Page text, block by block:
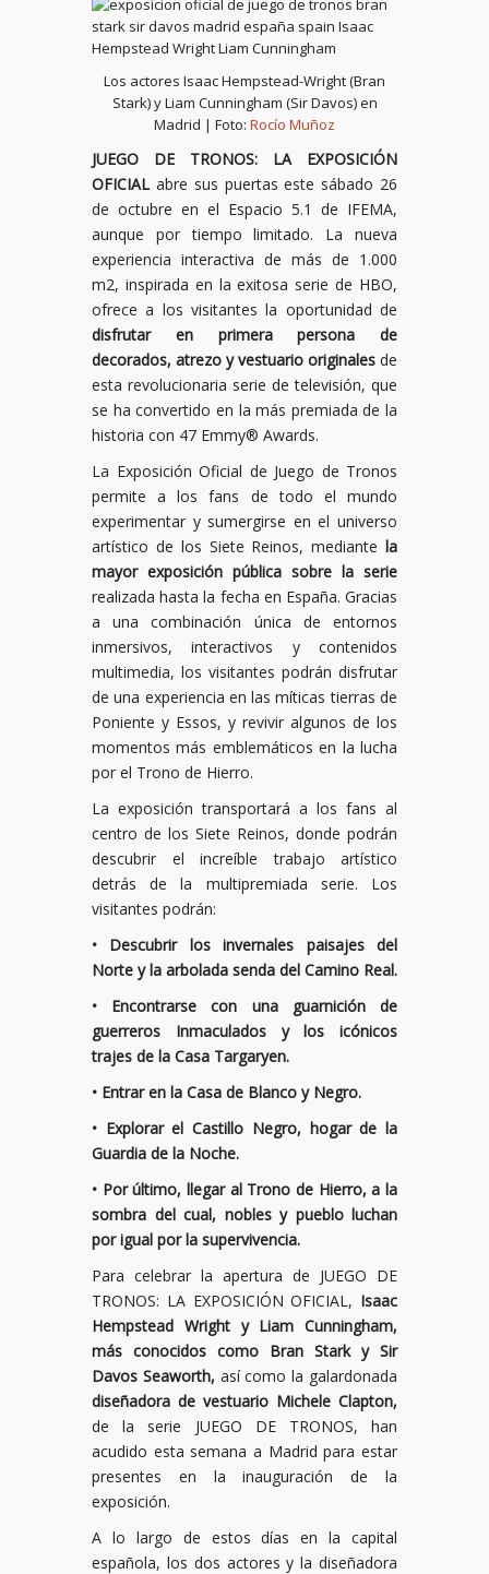
Los actores Isaac Hempstead-Wright (Bran
Stark) y Liam Cunningham (Sir Davos) en
Madrid | Foto: Rocío Muñoz
JUEGO DE TRONOS: LA EXPOSICIÓN
OFICIAL abre sus puertas este sábado 26
de octubre en el Espacio 5.1 de IFEMA,
aunque por tiempo limitado. La nueva
experiencia interactiva de más de 1.000
m2, inspirada en la exitosa serie de HBO,
ofrece a los visitantes la oportunidad de
disfrutar en primera persona de
decorados, atrezo y vestuario originales de
esta revolucionaria serie de televisión, que
se ha convertido en la más premiada de la
historia con 47 Emmy® Awards.
La Exposición Oficial de Juego de Tronos
permite a los fans de todo el mundo
experimentar y sumergirse en el universo
artístico de los Siete Reinos, mediante la
mayor exposición pública sobre la serie
realizada hasta la fecha en España. Gracias
a una combinación única de entornos
inmersivos, interactivos y contenidos
multimedia, los visitantes podrán disfrutar
de una experiencia en las míticas tierras de
Poniente y Essos, y revivir algunos de los
momentos más emblemáticos en la lucha
por el Trono de Hierro.
La exposición transportará a los fans al
centro de los Siete Reinos, donde podrán
descubrir el increíble trabajo artístico
detrás de la multipremiada serie. Los
visitantes podrán:
• Descubrir los invernales paisajes del
Norte y la arbolada senda del Camino Real.
• Encontrarse con una guarnición de
guerreros Inmaculados y los icónicos
trajes de la Casa Targaryen.
• Entrar en la Casa de Blanco y Negro.
• Explorar el Castillo Negro, hogar de la
Guardia de la Noche.
• Por último, llegar al Trono de Hierro, a la
sombra del cual, nobles y pueblo luchan
por igual por la supervivencia.
Para celebrar la apertura de JUEGO DE
TRONOS: LA EXPOSICIÓN OFICIAL, Isaac
Hempstead Wright y Liam Cunningham,
más conocidos como Bran Stark y Sir
Davos Seaworth, así como la galardonada
diseñadora de vestuario Michele Clapton,
de la serie JUEGO DE TRONOS, han
acudido esta semana a Madrid para estar
presentes en la inauguración de la
exposición.
A lo largo de estos días en la capital
española, los dos actores y la diseñadora